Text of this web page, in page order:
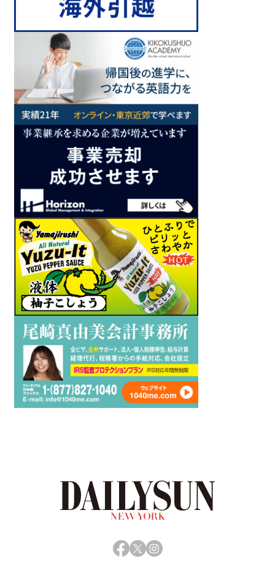
Facebook
X Instagram